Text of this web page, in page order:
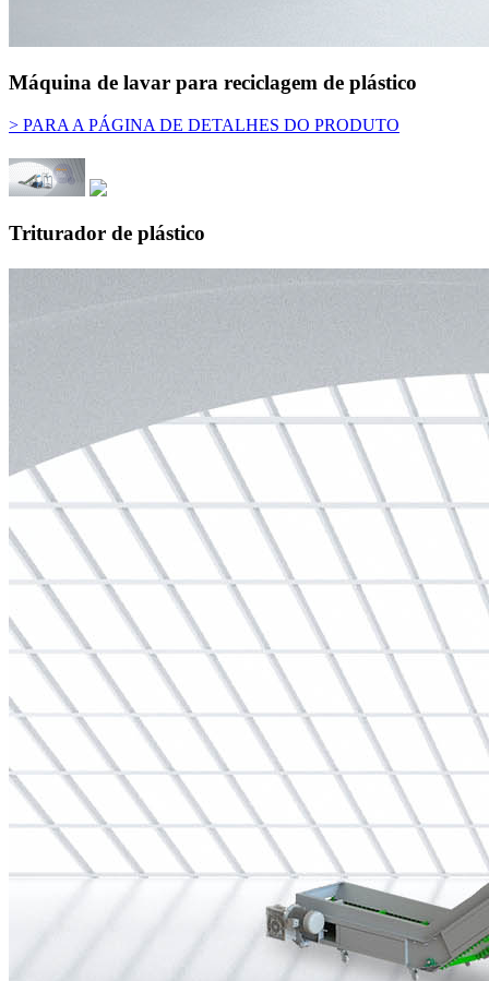
Máquina de lavar para reciclagem de plástico
> PARA A PÁGINA DE DETALHES DO PRODUTO
Triturador de plástico